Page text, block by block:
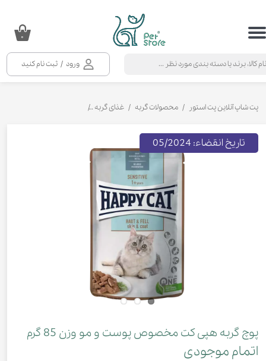
ورود / ثبت نام کنید
حساب کاربری من
خروج از حساب کاربری
۰
پت شاپ آنلاین پت استور محصولات گربه غذای گربه
پوچ گربه هپی کت مخصوص پوست و مو وزن 85 گرم
اتمام موجودی
تاریخ انقضاء: 05/2024